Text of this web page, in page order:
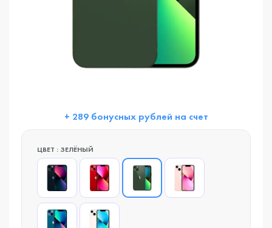
+ 289 бонусных рублей на счет
ЦВЕТ : ЗЕЛЁНЫЙ